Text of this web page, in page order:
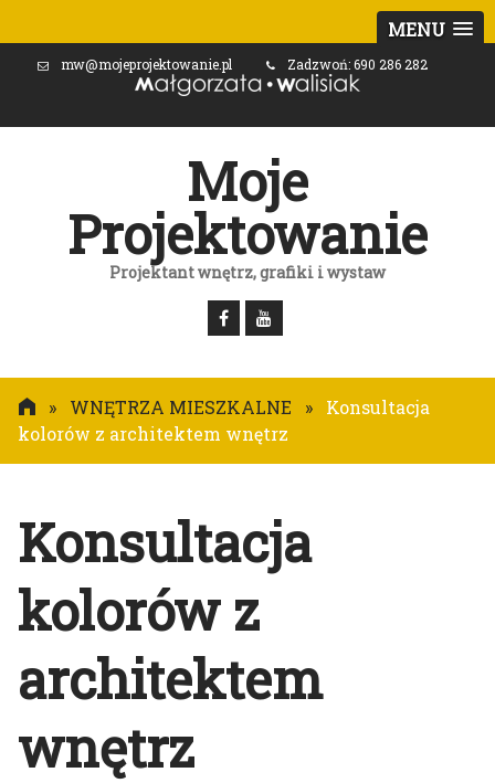
MENU
mw@mojeprojektowanie.pl Zadzwoń: 690 286 282
Moje
Projektowanie
Projektant wnętrz, grafiki i wystaw
» WNĘTRZA MIESZKALNE »
Konsultacja
kolorów z architektem wnętrz
Konsultacja
kolorów z
architektem
wnętrz